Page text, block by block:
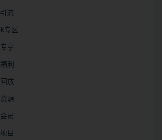
流
专区
享
利
放
源
员
目